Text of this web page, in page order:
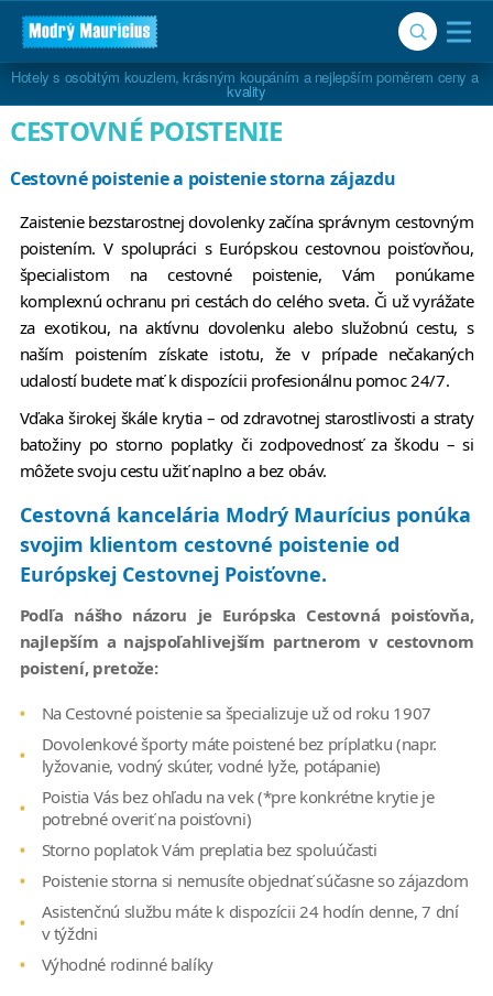
Hotely s osobitým kouzlem, krásným koupáním a nejlepším poměrem ceny a
kvality
CESTOVNÉ POISTENIE
Cestovné poistenie a poistenie storna zájazdu
Zaistenie bezstarostnej dovolenky začína správnym cestovným
poistením. V spolupráci s Európskou cestovnou poisťovňou,
špecialistom na cestovné poistenie, Vám ponúkame
komplexnú ochranu pri cestách do celého sveta. Či už vyrážate
za exotikou, na aktívnu dovolenku alebo služobnú cestu, s
naším poistením získate istotu, že v prípade nečakaných
udalostí budete mať k dispozícii profesionálnu pomoc 24/7.
Vďaka širokej škále krytia – od zdravotnej starostlivosti a straty
batožiny po storno poplatky či zodpovednosť za škodu – si
môžete svoju cestu užiť naplno a bez obáv.
Cestovná kancelária Modrý Maurícius ponúka
svojim klientom cestovné poistenie od
Európskej Cestovnej Poisťovne.
Podľa nášho názoru je Európska Cestovná poisťovňa,
najlepším a najspoľahlivejším partnerom v cestovnom
poistení, pretože:
Na Cestovné poistenie sa špecializuje už od roku 1907
Dovolenkové športy máte poistené bez príplatku (napr.
lyžovanie, vodný skúter, vodné lyže, potápanie)
Poistia Vás bez ohľadu na vek (*pre konkrétne krytie je
potrebné overiť na poisťovni)
Storno poplatok Vám preplatia bez spoluúčasti
Poistenie storna si nemusíte objednať súčasne so zájazdom
Asistenčnú službu máte k dispozícii 24 hodín denne, 7 dní
v týždni
Výhodné rodinné balíky